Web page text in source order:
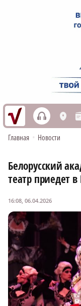
h L
Главная • Новости
Белорусский
театр приедет
16:08, 06.04.2026